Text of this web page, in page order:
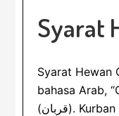
Syarat
Syarat Hewan
bahasa Arab,
(قربان). Kurban dalam Islam juga disebut al-